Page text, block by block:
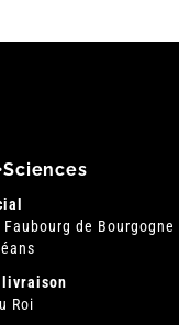
de Bourgogne
Roi